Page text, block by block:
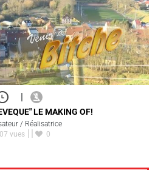
|
LE MAKING OF!
/ Réalisatrice
vues
0